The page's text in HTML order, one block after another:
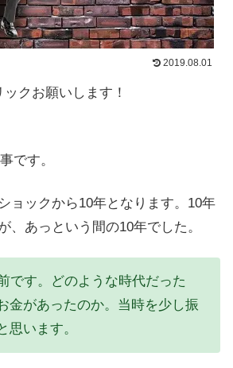
2019.08.01
クお願いします！
です。
ョックから10年となります。10年
、あっという間の10年でした。
です。どのような時代だった
金があったのか。当時を少し振
思います。